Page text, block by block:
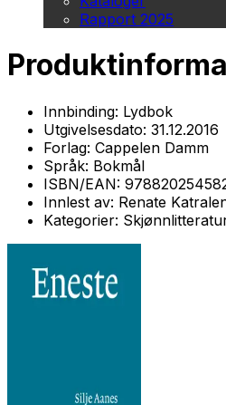
Rapport 2025
Innbinding: Lydbok
Utgivelsesdato: 31.12.2016
Forlag: Cappelen Damm
Språk: Bokmål
ISBN/EAN:
Innlest av: Renate
Kategorier: